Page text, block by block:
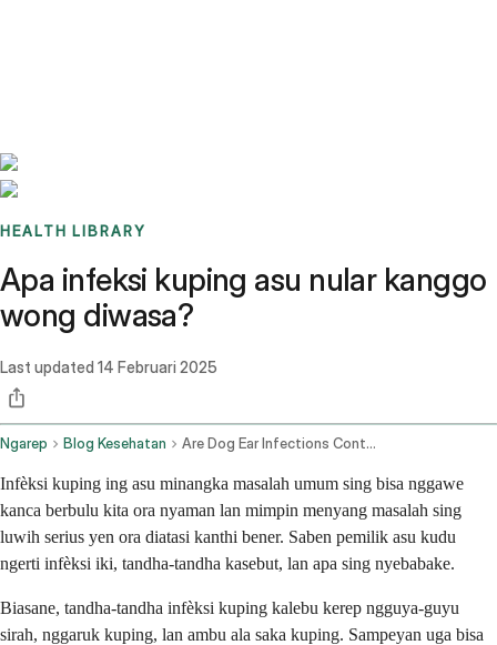
HEALTH LIBRARY
Apa infeksi kuping asu nular kanggo
wong diwasa?
Last updated 14 Februari 2025
Ngarep Blog Kesehatan Are Dog Ear Infections Contagious In Adults
Infèksi kuping ing asu minangka masalah umum sing bisa nggawe
kanca berbulu kita ora nyaman lan mimpin menyang masalah sing
luwih serius yen ora diatasi kanthi bener. Saben pemilik asu kudu
ngerti infèksi iki, tandha-tandha kasebut, lan apa sing nyebabake.
Biasane, tandha-tandha infèksi kuping kalebu kerep ngguya-guyu
sirah, nggaruk kuping, lan ambu ala saka kuping. Sampeyan uga bisa